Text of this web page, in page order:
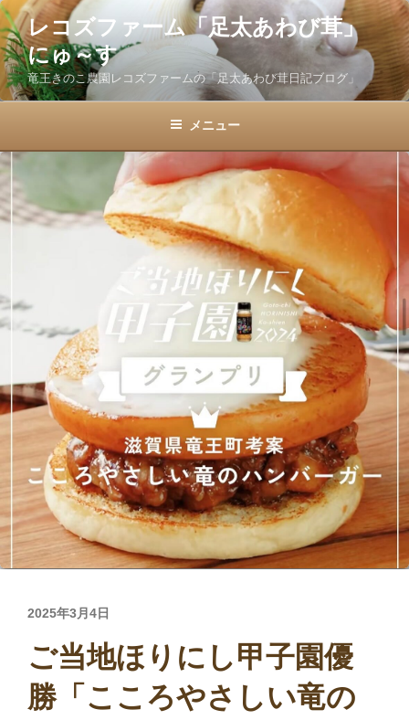
コ
ン
テ
ン
ツ
キ
ッ
プ
レコズファーム「足太あわび茸」
にゅ～す
竜王きのこ農園レコズファームの「足太あわび茸日記ブログ」
メニュー
投
日:
2025年3月4日
ご当地ほりにし甲子園優
勝「こころやさしい竜の